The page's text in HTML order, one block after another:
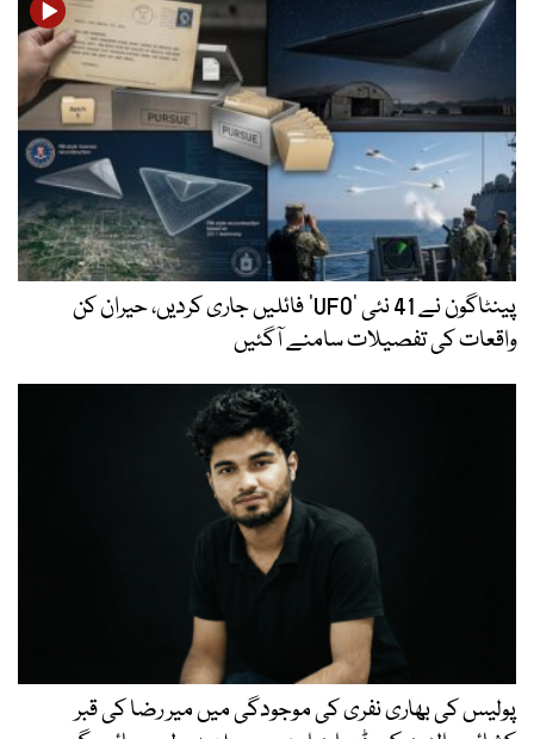
پینٹاگون نے 41 نئی ’UFO‘ فائلیں جاری کردیں، حیران کن
واقعات کی تفصیلات سامنے آگئیں
پولیس کی بھاری نفری کی موجودگی میں میر رضا کی قبر